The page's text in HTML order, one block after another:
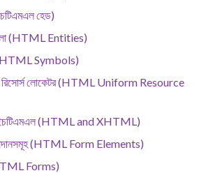
হেড)
(HTML Entities)
Symbols)
রিসোর্স লোকেটর (HTML Uniform Resource
(HTML and XHTML)
(HTML Form Elements)
Forms)